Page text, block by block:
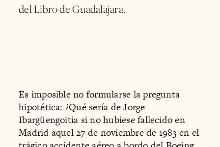
del Libro de Guadalajara.
Es imposible no formularse la pregunta
hipotética: ¿Qué sería de Jorge
Ibargüengoitia si no hubiese fallecido en
Madrid aquel 27 de noviembre de 1983 en el